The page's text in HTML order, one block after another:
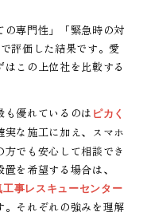
専門性」「緊急時の対
評価した結果です。愛
この上位社を比較する
優れているのは ピカく
な施工に加え、スマホ
でも安心して相談でき
を希望する場合は、
工事レスキューセンター
。それぞれの強みを理解